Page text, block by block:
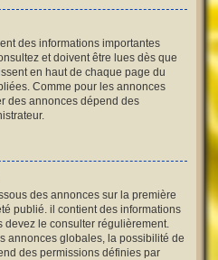
des informations importantes
et doivent être lues dès que
en haut de chaque page du
Comme pour les annonces
des annonces dépend des
des annonces sur la première
publié. il contient des informations
devez le consulter régulièrement.
annonces globales, la possibilité de
des permissions définies par